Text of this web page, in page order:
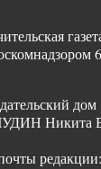
дом
Никита